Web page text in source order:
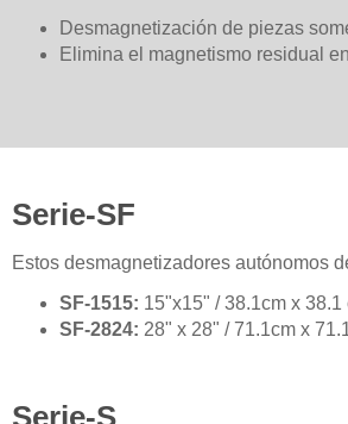
Desmagnetización de piezas
Elimina el magnetismo residual
Serie-SF
Estos desmagnetizadores autónomos
SF-1515: 15"x15" / 38.1cm x 38.1
SF-2824: 28" x 28" / 71.1cm x
Serie-S